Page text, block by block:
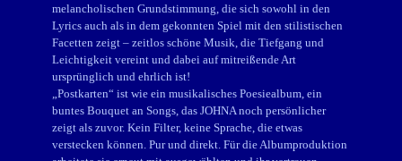
melancholischen Grundstimmung, die sich sowohl in den
Lyrics auch als in dem gekonnten Spiel mit den stilistischen
Facetten zeigt – zeitlos schöne Musik, die Tiefgang und
Leichtigkeit vereint und dabei auf mitreißende Art
ursprünglich und ehrlich ist!
„Postkarten“ ist wie ein musikalisches Poesiealbum, ein
buntes Bouquet an Songs, das JOHNA noch persönlicher
zeigt als zuvor. Kein Filter, keine Sprache, die etwas
verstecken können. Pur und direkt. Für die Albumproduktion